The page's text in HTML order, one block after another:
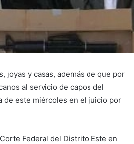
joyas y casas, además de que por
al servicio de capos del
de este miércoles en el juicio por
Federal del Distrito Este en